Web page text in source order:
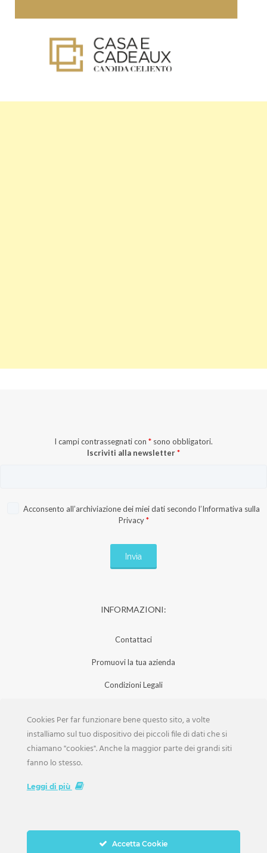
I campi contrassegnati con * sono obbligatori.
Iscriviti alla newsletter*
Acconsento all’archiviazione dei miei dati secondo l’Informativa sulla
Privacy *
INFORMAZIONI:
Contattaci
Promuovi la tua azienda
Condizioni Legali
Iscrizione Aziende
Scarica la Rivista
Cookies Per far funzionare bene questo sito, a volte
installiamo sul tuo dispositivo dei piccoli file di dati che si
chiamano "cookies". Anche la maggior parte dei grandi siti
fanno lo stesso.
Leggi di più
Accetta Cookie